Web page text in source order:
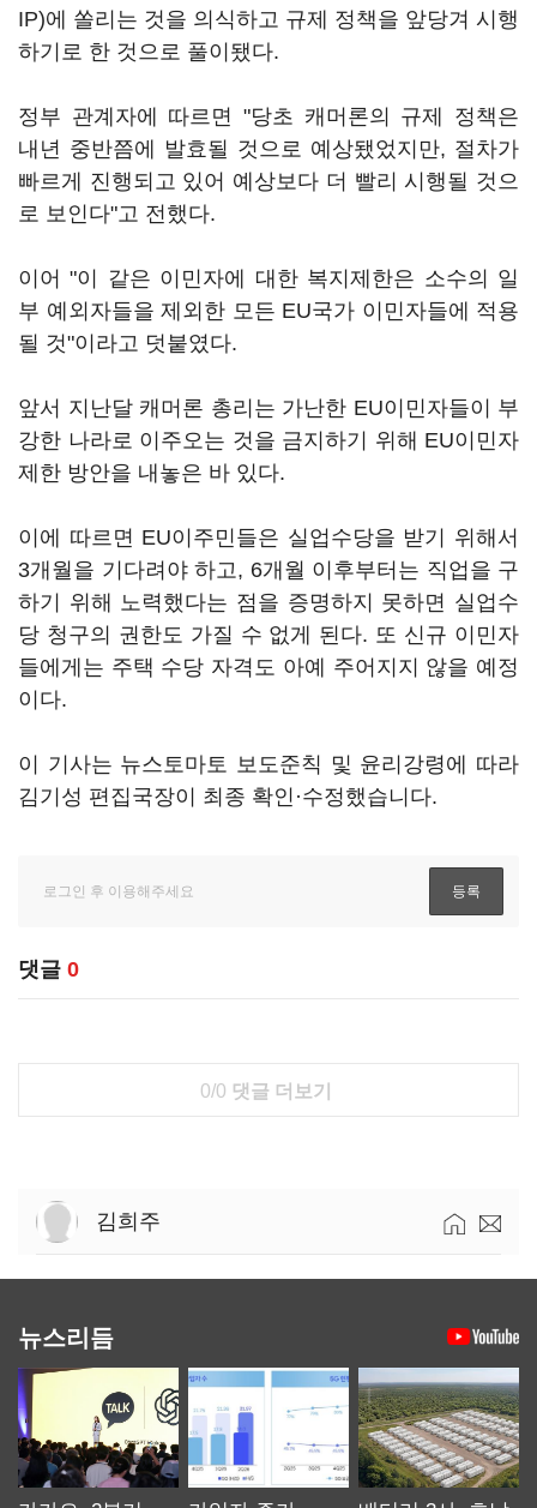
IP)에 쏠리는 것을 의식하고 규제 정책을 앞당겨 시행
하기로 한 것으로 풀이됐다.
정부 관계자에 따르면 "당초 캐머론의 규제 정책은
내년 중반쯤에 발효될 것으로 예상됐었지만, 절차가
빠르게 진행되고 있어 예상보다 더 빨리 시행될 것으
로 보인다"고 전했다.
이어 "이 같은 이민자에 대한 복지제한은 소수의 일
부 예외자들을 제외한 모든 EU국가 이민자들에 적용
될 것"이라고 덧붙였다.
앞서 지난달 캐머론 총리는 가난한 EU이민자들이 부
강한 나라로 이주오는 것을 금지하기 위해 EU이민자
제한 방안을 내놓은 바 있다.
이에 따르면 EU이주민들은 실업수당을 받기 위해서
3개월을 기다려야 하고, 6개월 이후부터는 직업을 구
하기 위해 노력했다는 점을 증명하지 못하면 실업수
당 청구의 권한도 가질 수 없게 된다. 또 신규 이민자
들에게는 주택 수당 자격도 아예 주어지지 않을 예정
이다.
이 기사는 뉴스토마토 보도준칙 및 윤리강령에 따라
김기성 편집국장이 최종 확인·수정했습니다.
댓글 0
0/0 댓글 더보기
김희주
뉴스리듬